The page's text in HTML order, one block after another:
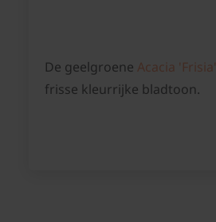
De geelgroene Acacia 'Frisia'
frisse kleurrijke bladtoon.